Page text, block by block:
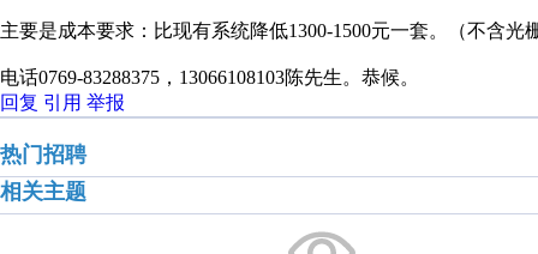
主要是成本要求：比现有系统降低1300-1500元一套。（不含
电话0769-83288375，13066108103陈先生。恭候。
回复 引用 举报
热门招聘
相关主题